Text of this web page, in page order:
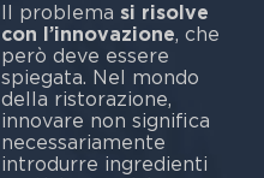
Il problema si risolve
con l’innovazione, che
però deve essere
spiegata. Nel mondo
della ristorazione,
innovare non significa
necessariamente
introdurre ingredienti